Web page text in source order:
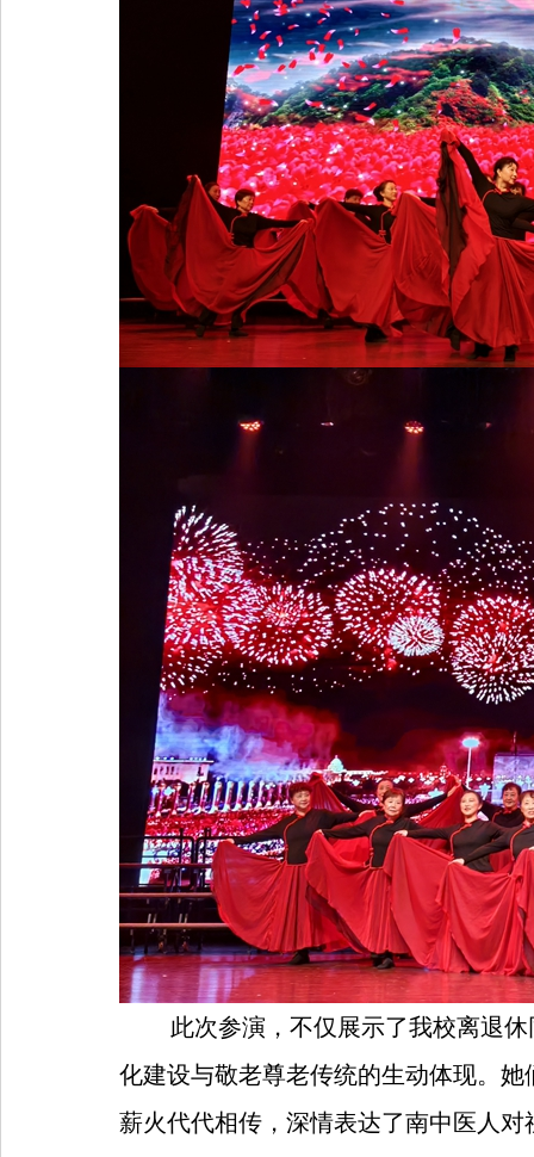
此次参演，不仅展示了我校离退
化建设与敬老尊老传统的生动体现。
薪火代代相传，深情表达了南中医人